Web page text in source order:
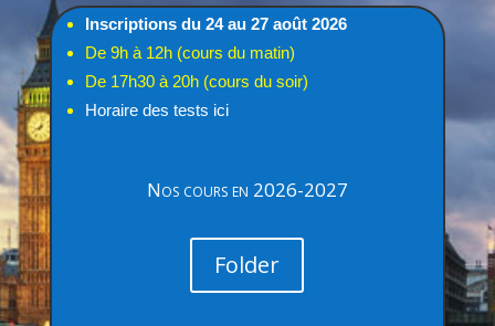
Inscriptions du 24 au 27 août 2026
De 9h à 12h (cours du matin)
De 17h30 à 20h (cours du soir)
Horaire des tests ici
Nos cours en 2026-2027
Folder